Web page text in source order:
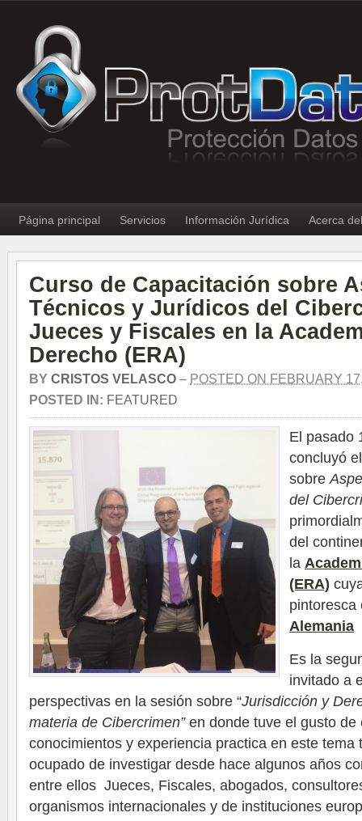
Página principal Servicios Información Jurídica Acerca
Curso de Capacitación sobre
Técnicos y Jurídicos del
Jueces y Fiscales en la
Derecho (ERA)
BY CRISTOS VELASCO – POSTED ON FEBRUARY
POSTED IN: FEATURED
El pasado
concluyó
sobre
del
del
la
(ERA)
Alemania
Es la
invitado a
perspectivas en la sesión sobre “Jurisdicción y
materia de Cibercrimen”en donde tuve el gusto de
conocimientos y experiencia practica en este tema
ocupado de investigar desde hace algunos años
entre ellos Jueces, Fiscales, abogados,
organismos internacionales y de instituciones